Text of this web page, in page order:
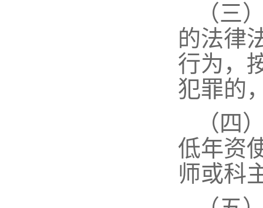
（三
的法律
行为，
犯罪的
（四
低年资
师或科